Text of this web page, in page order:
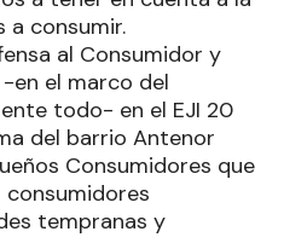
a consumir.
al Consumidor y
en el marco del
todo- en el EJI 20
del barrio Antenor
Consumidores que
tempranas y